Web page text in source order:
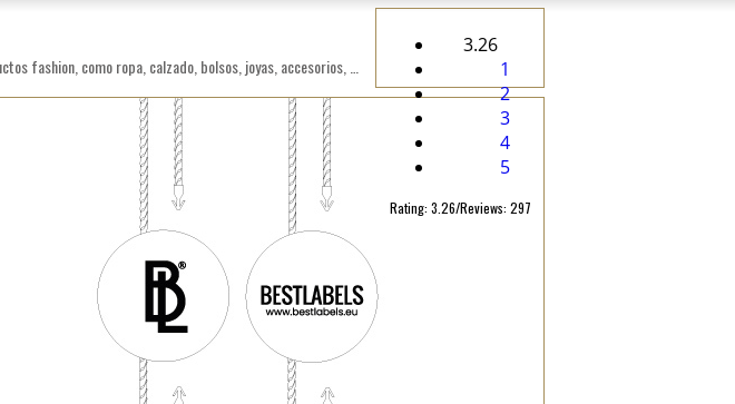
3.26
1
2
3
4
5
Rating: 3.26/Reviews: 297